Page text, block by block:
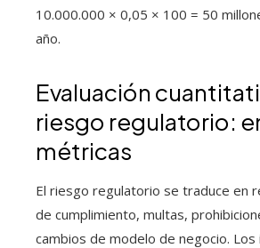
10.000.000 × 0,05 × 100 = 50
año.
Evaluación
riesgo regulatorio:
métricas
El riesgo regulatorio se traduce en
de cumplimiento, multas,
cambios de modelo de negocio.